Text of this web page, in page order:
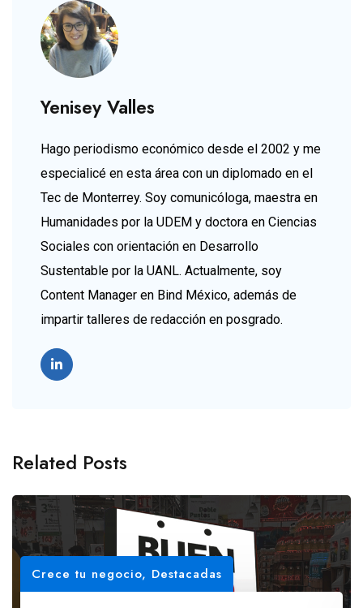
Yenisey Valles
Hago periodismo económico desde el 2002 y me
especialicé en esta área con un diplomado en el
Tec de Monterrey. Soy comunicóloga, maestra en
Humanidades por la UDEM y doctora en Ciencias
Sociales con orientación en Desarrollo
Sustentable por la UANL. Actualmente, soy
Content Manager en Bind México, además de
impartir talleres de redacción en posgrado.
Related Posts
Crece tu negocio, Destacadas